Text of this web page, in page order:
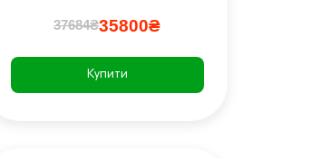
37684₴35800₴
Купити